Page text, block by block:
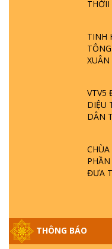
TINH
VTV5
DIỆU
DÂN
ĐƯA
THÔNG BÁOGIẢI
PHẬT